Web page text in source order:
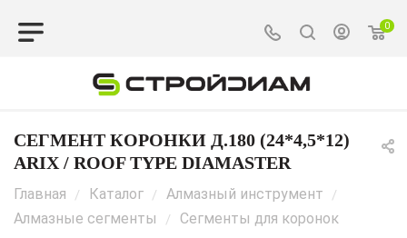
0
СЕГМЕНТ КОРОНКИ Д.180 (24*4,5*12)
ARIX / ROOF TYPE DIAMASTER
Главная / Каталог / Алмазный инструмент /
Алмазные сегменты / Сегменты для коронок